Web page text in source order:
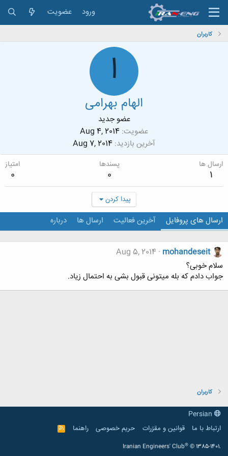
ورود عضویت
کاربران
ا
الهام بهرامی
عضو جدید
عضویت Aug 4, 2014
آخرین بازدید Aug 7, 2014
ارسال ها
1
پسندها
0
امتیاز
0
پیدا کردن
ارسال های پروفایل آخرین فعالیت ارسال ها درباره
mohandeseit
Aug 5, 2014
سلام خوبی؟
جواب دادم که بله میتونی قبول بشی به احتمال زیاد.
کاربران
ارتباط با ما
قوانین و مقرّرات حریم خصوصی راهنما
R
S
Iranian Engineers' Club® © 1385-1401.